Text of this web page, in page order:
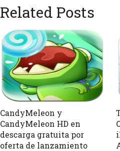
Related Posts
CandyMeleon y
CandyMeleon HD en
descarga gratuita por
oferta de lanzamiento